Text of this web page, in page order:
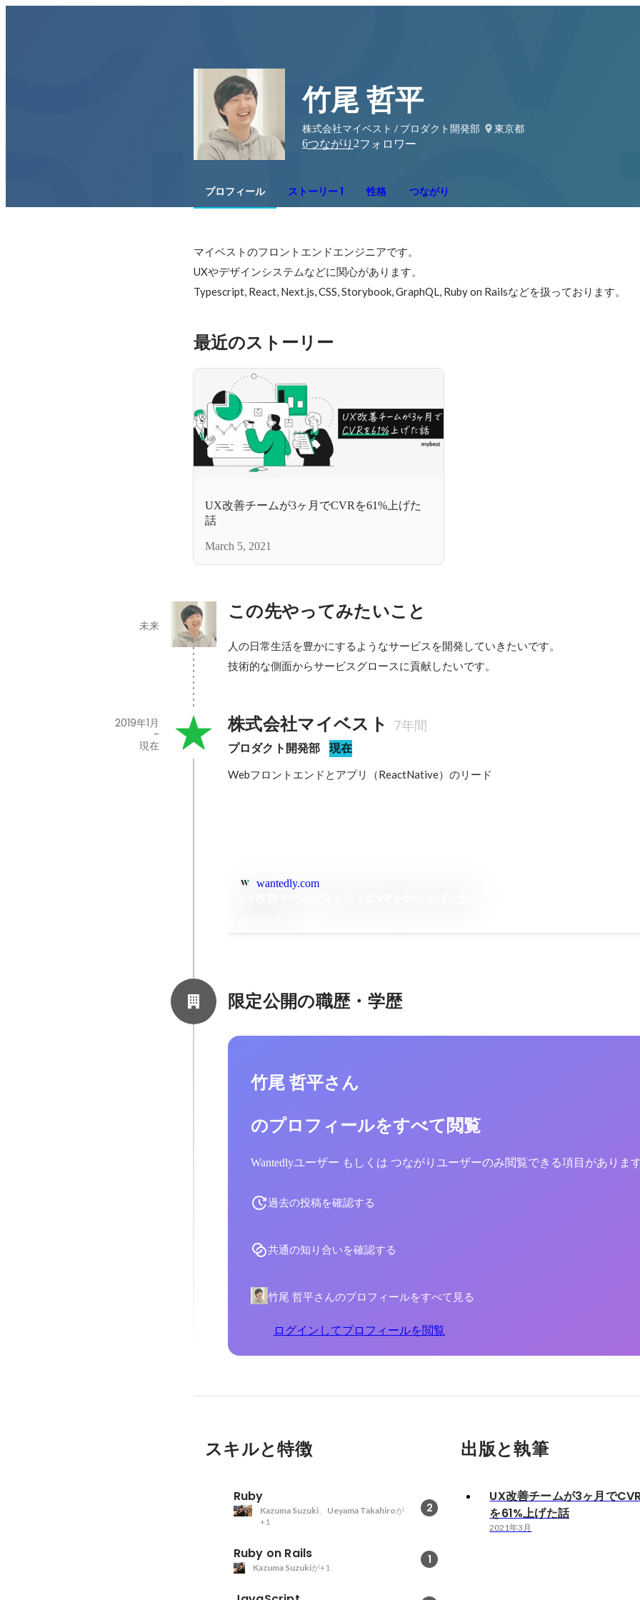
竹尾 哲平
株式会社マイベスト / プロダクト開発部
東京都
6つながり 2フォロワー
プロフィール ストーリー 1 性格 つながり
マイベストのフロントエンドエンジニアです。
UXやデザインシステムなどに関心があります。
Typescript, React, Next.js, CSS, Storybook, GraphQL, Ruby on Railsなどを扱っております。
最近のストーリー
UX改善チームが3ヶ月でCVRを61%上げた
話
March 5, 2021
この先やってみたいこと
未来
人の日常生活を豊かにするようなサービスを開発していきたいです。
技術的な側面からサービスグロースに貢献したいです。
株式会社マイベスト 7年間
プロダクト開発部 現在
2019年1月
-
現在
Webフロントエンドとアプリ（ReactNative）のリード
wantedly.com
限定公開の職歴・学歴
竹尾 哲平さん
のプロフィールをすべて閲覧
Wantedlyユーザー もしくは つながりユーザーのみ閲覧できる項目がありま
過去の投稿を確認する
共通の知り合いを確認する
竹尾 哲平さんのプロフィールをすべて見る
ログインしてプロフィールを閲覧
スキルと特徴
Ruby
2
Kazuma Suzuki、 Ueyama Takahiroが
+1
Ruby on Rails 1
Kazuma Suzukiが+1
出版と執筆
UX改善チームが3ヶ月で
を61%上げた話
2021年3月